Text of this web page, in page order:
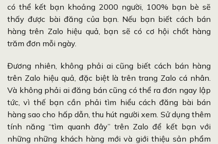
có thể kết bạn khoảng 2000 người, 100% bạn bè sẽ
thấy được bài đăng của bạn. Nếu bạn biết cách bán
hàng trên Zalo hiệu quả, bạn sẽ có cơ hội chốt hàng
trăm đơn mỗi ngày.
Đương nhiên, không phải ai cũng biết cách bán hàng
trên Zalo hiệu quả, đặc biệt là trên trang Zalo cá nhân.
Và không phải ai đăng bán cũng có thể ra đơn ngay lập
tức, vì thế bạn cần phải tìm hiểu cách đăng bài bán
hàng sao cho hấp dẫn, thu hút người xem. Sử dụng thêm
tính năng “tìm quanh đây” trên Zalo để kết bạn với
những những khách hàng mới và giới thiệu sản phẩm